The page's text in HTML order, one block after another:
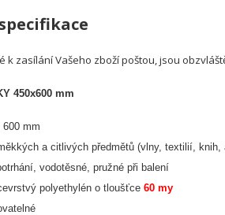
k zasílání Vašeho zboží poštou, jsou
450x600 mm
600 mm
a citlivých předmětů (vlny, textilií, knih,
vodotěsné, pružné při balení
polyethylén o tloušťce 60 my